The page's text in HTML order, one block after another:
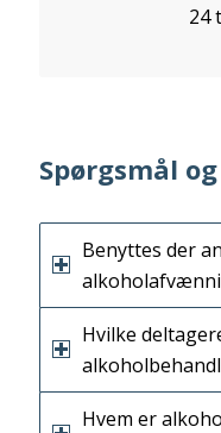
24
Spørgsmål
Benyttes der
Hvilke
Hvem er